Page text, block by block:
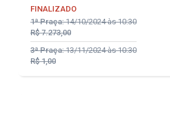
FINALIZADO
1ª Praça:14/10/2024 às 10:30
R$ 7.273,00
3ª Praça:13/11/2024 às 10:30
R$ 1,00